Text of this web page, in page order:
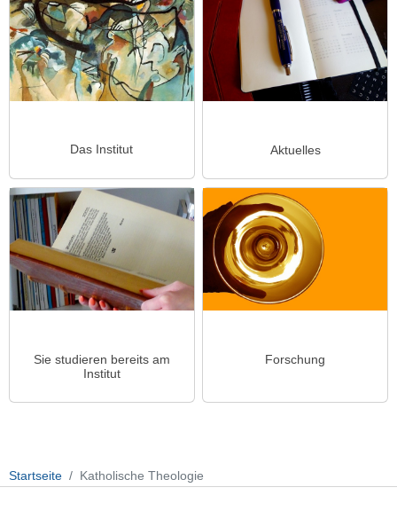
Das Institut Aktuelles
Sie studieren bereits am
Institut
Forschung
Startseite Katholische Theologie